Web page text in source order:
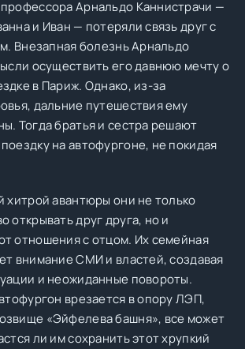
Арнальдо Каннистрачи —
и Иван — потеряли связь друг с
Внезапная болезнь Арнальдо
осуществить его давнюю мечту о
в Париж. Однако, из-за
дальние путешествия ему
Тогда братья и сестра решают
на автофургоне, не покидая
хитрой авантюры они не только
открывать друг друга, но и
отношения с отцом. Их семейная
внимание СМИ и властей, создавая
и неожиданные повороты.
врезается в опору ЛЭП,
«Эйфелева башня», все может
ли им сохранить этот хрупкий